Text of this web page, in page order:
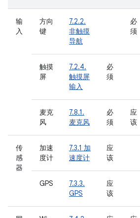
输
入
方向
键
7.2.2.
非触摸
导航
必
须
触摸
屏
7.2.4.
触摸屏
输入
必
须
麦克
风
7.8.1.
麦克风
必
须
应
该
传
感
器
加速
度计
7.3.1 加
速度计
应
该
GPS
7.3.3.
GPS
应
该